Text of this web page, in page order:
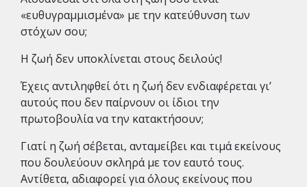
«ευθυγραμμισμένα» με την κατεύθυνση των
στόχων σου;
Η ζωή δεν υποκλίνεται στους δειλούς!
Έχεις αντιληφθεί ότι η ζωή δεν ενδιαφέρεται γι’
αυτούς που δεν παίρνουν οι ίδιοι την
πρωτοβουλία να την κατακτήσουν;
Γιατί η ζωή σέβεται, ανταμείβει και τιμά εκείνους
που δουλεύουν σκληρά με τον εαυτό τους.
Αντίθετα, αδιαφορεί για όλους εκείνους που